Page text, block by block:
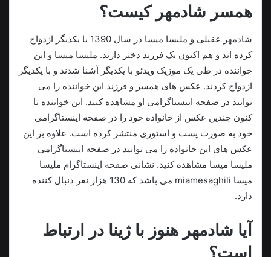
همسر شادمهر کیست؟
شادمهر عقیلی و ملیسا میسا در سال 1390 با یکدیگر ازدواج
کرده اند و هم اکنون یک فرزند دختر دارند. ملیسا میسا و این
خواننده در طی یک موزیک ویدئو با یکدیگر آشنا شدند و با یکدیگر
ازدواج کردند. عکس های همسر و فرزند این خواننده را می
توانید در صفحه اینستاگرامی او مشاهده کنید. این خواننده تا
کنون چندین عکس از خانواده خود را در صفحه اینستاگرامی
خود به صورت پست و استوری منتشر کرده است. علاوه بر این
عکس های این خانواده را می توانید در صفحه اینستاگرامی
ملیسا میسا مشاهده کنید. نشانی صفحه اینستاگرام ملیسا
میسا miamesaghili می باشد که 130 هزار نفر دنبال کننده
دارد.
آیا شادمهر هنوز با ژینا در ارتباط
است؟